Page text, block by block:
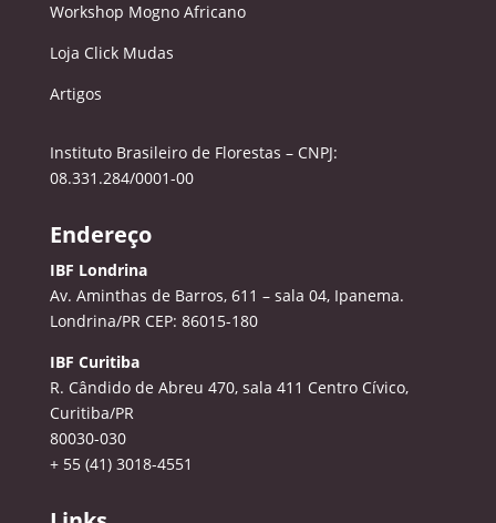
Workshop Mogno Africano
Loja Click Mudas
Artigos
Instituto Brasileiro de Florestas – CNPJ:
08.331.284/0001-00
Endereço
IBF Londrina
Av. Aminthas de Barros, 611 – sala 04, Ipanema.
Londrina/PR CEP: 86015-180
IBF Curitiba
R. Cândido de Abreu 470, sala 411 Centro Cívico,
Curitiba/PR
80030-030
+ 55 (41) 3018-4551